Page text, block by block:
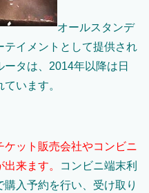
オールスタンデ
テイメントとして提供され
タは、2014年以降は日
います。
ット販売会社やコンビニ
来ます。
コンビニ端末利
入予約を行い、受け取り